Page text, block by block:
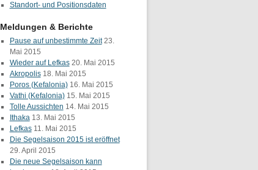
Standort- und Positionsdaten
Meldungen & Berichte
Pause auf unbestimmte Zeit 23.
Mai 2015
Wieder auf Lefkas 20. Mai 2015
Akropolis 18. Mai 2015
Poros (Kefalonia) 16. Mai 2015
Vathi (Kefalonia) 15. Mai 2015
Tolle Aussichten 14. Mai 2015
Ithaka 13. Mai 2015
Lefkas 11. Mai 2015
Die Segelsaison 2015 ist eröffnet
29. April 2015
Die neue Segelsaison kann